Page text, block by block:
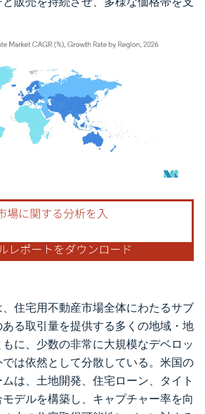
。再利用にはCC BY 4.0の表示が必要です。
住宅用不動産市場全体にわたるサブ
る取引量を提供する多くの地域・地
に、少数の非常に大規模なデベロッ
は依然として分散している。米国の
は、土地開発、住宅ローン、タイト
デルを構築し、キャプチャー率を向